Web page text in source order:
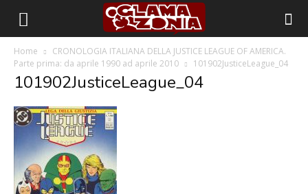
Home
CRONOLOGIA ITALIANA DELLA JUSTICE LEAGUE OF AMERICA.
Parte prima: da aprile 1990 ad aprile 2010
101902JusticeLeague_04
101902JusticeLeague_04